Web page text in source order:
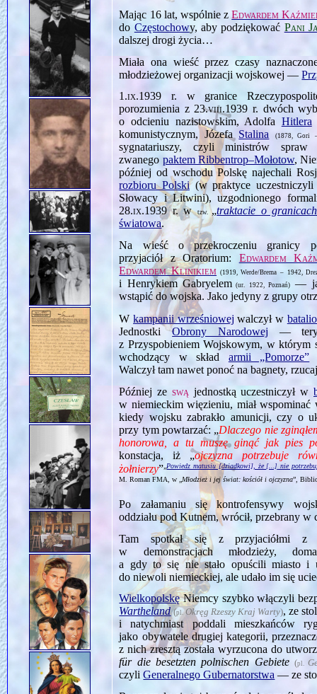
Mając 16 lat, wspólnie zEdwardem
do Częstochowy, aby podziękować Pani
dalszej drogi życia…
Miała ona wieść przez czasy
młodzieżowej organizacji wojskowej —
1.ix.1939 r. w granice
porozumienia z 23.viii.1939 r. dwóch
o odcieniu nazistowskim, Adolfa Hitlera
komunistycznym, Józefa Stalina (1878, Gori
sygnatariuszy, czyli ministrów spraw
zwanego paktem Ribbentrop–Mołotow,
później od wschodu Polskę najechali
rozbioru Polski(w praktyce uczestniczyli
Słowacy i Litwini), uzgodnionego
28.ix.1939r. wtzw.„traktacie o
światowa.
Na wieść o przekroczeniu granicy
przyjaciół z Oratorium: Edwardem
Edwardem Klinikiem (1919, Werde/Brema – 1942,
i Henrykiem Gabryelem (ur. 1922, Poznań)
—
wstąpić do wojska. Jako jedyny z grupy
Wkampanii wrześniowej walczył w
JednostkiObrony Narodowej —
z Przyspobieniem Wojskowym, w którym
wchodzący w skład armii „Pomorze”
Walczył tam nawet ponoć na bagnety,
Później ze swą jednostką uczestniczył w
w niemieckim więzieniu, miał wspominać
kiedy wojsku zabrakło amunicji, czy o
przy tym powtarzać: „Dlaczego nie
honorowa, a tu muszę ginąć jak pies
konstacja, iż „ojczyzna potrzebuje
żołnierzy” Powiedz matusiu [dziadkowi], że […] nie
M. Roman FMA, w „ Młodzież i jej świat: kościół i ojczyzna”,
Po załamaniu się kontrofensywy
oddziału pod Kutnem, wrócił, przebrany
Tam spotkał się z przyjaciółmi z
w demonstracjach młodzieży,
a gdy to się nie stało opuścili miasto
do niewoli niemieckiej, ale udało im się
WielkopolskęNiemcy szybko włączyli
Wartheland (pl.Okręg Rzeszy Kraj Warty), ze
i natychmiast poddali mieszkańców
jako obywatele drugiej kategorii,
z nich zresztą została wyrzucona do
für die besetzten polnischen Gebiete (pl.
czyliGeneralnego Gubernatorstwa— ze